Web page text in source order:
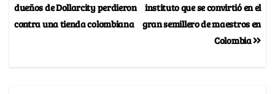
instituto que se convirtió en el
gran semillero de maestros en
Colombia
dueños de Dollarcity perdieron
contra una tienda colombiana